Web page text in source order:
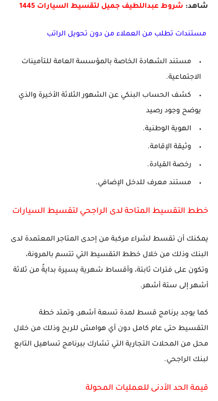
شاهد: شروط عبداللطيف جميل لتقسيط السيارات 1445
مستندات تطلب من العملاء من دون تحويل الراتب
مستند الشهادة الخاصة بالمؤسسة العامة للتأمينات
الاجتماعية.
كشف الحساب البنكي عن الشهور الثلاثة الأخيرة والذي
يوضح وجود رصيد
الهوية الوطنية.
وثيقة الإقامة.
رخصة القيادة.
مستند معرف للدخل الإضافي.
خطط التقسيط المتاحة لدى الراجحي لتقسيط السيارات
يمكنك أن تقسط لشراء مركبة من إحدى المتاجر المعتمدة لدى
البنك وذلك من خلال خطط التقسيط التي تتسم بالمرونة،
وتكون على فترات ثابتة، وأقساط شهرية يسيرة بدايةً من ثلاثة
أشهر إلى ستة أشهر.
كما يوجد برنامج قسط لمدة تسعة أشهر، وتمتد خطة
التقسيط حتى عام كامل دون أي هوامش للربح وذلك من خلال
محل من المحلات التجارية التي تشارك ببرنامج تساهيل التابع
لبنك الراجحي.
قيمة الحد الأدنى للعمليات المحولة